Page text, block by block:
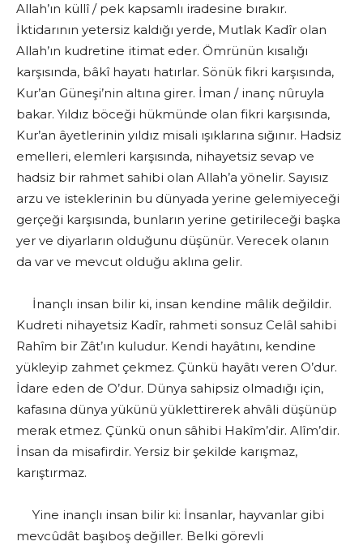
Allah’ın küllî / pek kapsamlı iradesine bırakır.
İktidarının yetersiz kaldığı yerde, Mutlak Kadîr olan
Allah’ın kudretine itimat eder. Ömrünün kısalığı
karşısında, bâkî hayatı hatırlar. Sönük fikri karşısında,
Kur’an Güneşi’nin altına girer. İman / inanç nûruyla
bakar. Yıldız böceği hükmünde olan fikri karşısında,
Kur’an âyetlerinin yıldız misali ışıklarına sığınır. Hadsiz
emelleri, elemleri karşısında, nihayetsiz sevap ve
hadsiz bir rahmet sahibi olan Allah’a yönelir. Sayısız
arzu ve isteklerinin bu dünyada yerine gelemiyeceği
gerçeği karşısında, bunların yerine getirileceği başka
yer ve diyarların olduğunu düşünür. Verecek olanın
da var ve mevcut olduğu aklına gelir.
İnançlı insan bilir ki, insan kendine mâlik değildir.
Kudreti nihayetsiz Kadîr, rahmeti sonsuz Celâl sahibi
Rahîm bir Zât’ın kuludur. Kendi hayâtını, kendine
yükleyip zahmet çekmez. Çünkü hayâtı veren O’dur.
İdare eden de O’dur. Dünya sahipsiz olmadığı için,
kafasına dünya yükünü yüklettirerek ahvâli düşünüp
merak etmez. Çünkü onun sâhibi Hakîm’dir. Alîm’dir.
İnsan da misafirdir. Yersiz bir şekilde karışmaz,
karıştırmaz.
Yine inançlı insan bilir ki: İnsanlar, hayvanlar gibi
mevcûdât başıboş değiller. Belki görevli